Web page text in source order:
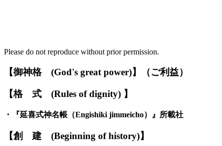
Please do not reproduce without prior permission.
【御神格 (God's great power)】 （ご利益）
【格 式 (Rules of dignity) 】
・ 『延喜式神名帳 （Engishiki jimmeicho） 』 所載社
【創 建 (Beginning of history)】